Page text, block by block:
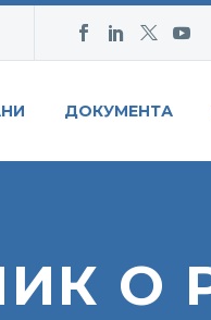
ДОКУМЕНТА
О